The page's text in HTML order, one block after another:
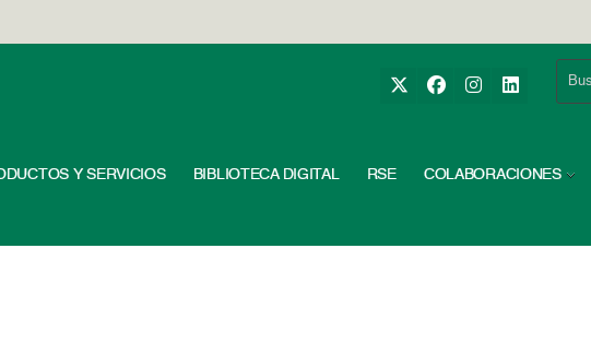
Y SERVICIOS BIBLIOTECA DIGITAL RSE COLABORACIONES